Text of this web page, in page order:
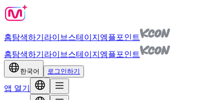
홈탐색하기 라이브 스테이지 엠플포인트
홈탐색하기 라이브 스테이지 엠플포인트
한국어 로그인하기
앱 열기